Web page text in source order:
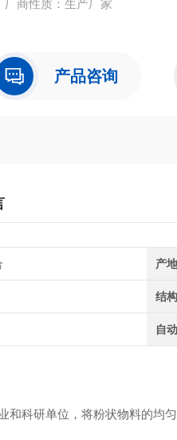
厂商性质：生产厂家
产品咨询
产
结
自
和科研单位，将粉状物料的均匀